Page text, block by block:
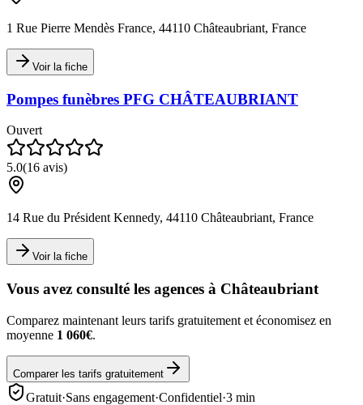
1 Rue Pierre Mendès France, 44110 Châteaubriant, France
Voir la fiche
Pompes funèbres PFG CHÂTEAUBRIANT
Ouvert
5.0(16 avis)
14 Rue du Président Kennedy, 44110 Châteaubriant, France
Voir la fiche
Vous avez consulté les agences à Châteaubriant
Comparez maintenant leurs tarifs gratuitement et économisez en
moyenne 1 060€.
Comparer les tarifs gratuitement
Gratuit·Sans engagement·Confidentiel·3 min